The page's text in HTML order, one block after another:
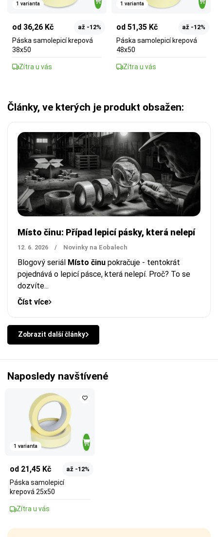
1 varianta
od 36,26 Kč až -12%
Páska samolepicí krepová
38x50
Zítra u vás
1 varianta
od 51,35 Kč až -12%
Páska samolepicí krepová
48x50
Zítra u vás
Články, ve kterých je produkt obsažen:
Místo činu: Případ lepicí pásky, která nelepí
12. 6. 2026 / Novinky na Eobalech
Blogový seriál Místo činu pokračuje - tentokrát
pojednává o lepicí pásce, která nelepí. Proč? To se
dozvíte...
Číst více
Zobrazit další články
Naposledy navštívené
1 varianta
od 21,45 Kč až -12%
Páska samolepicí
krepová 25x50
Zítra u vás